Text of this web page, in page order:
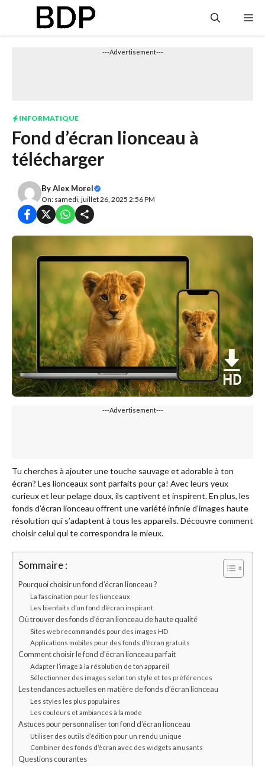
---Advertisement---
INFORMATIQUE
Fond d’écran lionceau à
télécharger
ByAlex Morel
On: samedi, juillet 26, 2025 2:56 PM
---Advertisement---
Tu cherches à ajouter une touche sauvage et adorable à ton
écran? Les lionceaux sont parfaits pour ça! Avec leurs yeux
curieux et leur pelage doux, ils captivent et inspirent. En plus, les
fonds d’écran lionceau offrent une variété infinie d’images haute
résolution qui s’adaptent à tous les appareils. Découvre comment
choisir celui qui te correspondra le mieux.
Sommaire :
Pourquoi choisir un fond d’écran lionceau ?
La fascination pour les lionceaux
Les bienfaits d’un fond d’écran inspirant
Où trouver des fonds d’écran lionceau de haute qualité
Sites web recommandés pour des images HD
Applications mobiles pour des fonds d’écran gratuits
Comment choisir le fond d’écran lionceau parfait
Adapter l’image à la résolution de ton appareil
Sélectionner des images selon ton style et tes préférences
Les tendances actuelles en matière de fonds d’écran lionceau
Les styles les plus populaires
Les couleurs et ambiances à la mode
Astuces pour personnaliser ton fond d’écran lionceau
Utiliser des outils d’édition pour un rendu unique
Combiner des fonds d’écran avec des widgets amusants
Questions courantes